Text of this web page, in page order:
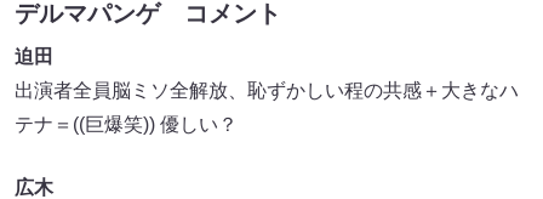
デルマパンゲ コメント
迫田
出演者全員脳ミソ全解放、恥ずかしい程の共感＋大きなハ
テナ＝((巨爆笑)) 優しい？
広木